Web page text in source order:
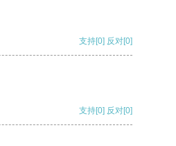
支持[0] 反对[0]
支持[0] 反对[0]